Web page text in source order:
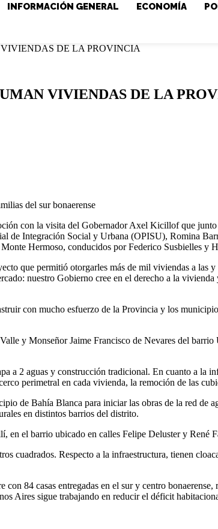
INFORMACIÓN GENERAL ECONOMÍA
DE LA PROVINCIA
VIVIENDAS DE LA
del sur bonaerense
con la visita del Gobernador Axel Kicillof que
de Integración Social y Urbana (OPISU), Romina
Hermoso, conducidos por Federico Susbielles y
que permitió otorgarles más de mil viviendas a
nuestro Gobierno cree en el derecho a la
con mucho esfuerzo de la Provincia y los
y Monseñor Jaime Francisco de Nevares del
a 2 aguas y construcción tradicional. En cuanto a la
perimetral en cada vivienda, la remoción de las
de Bahía Blanca para iniciar las obras de la red de
en distintos barrios del distrito.
en el barrio ubicado en calles Felipe Deluster y René
cuadrados. Respecto a la infraestructura, tienen
84 casas entregadas en el sur y centro
Aires sigue trabajando en reducir el déficit